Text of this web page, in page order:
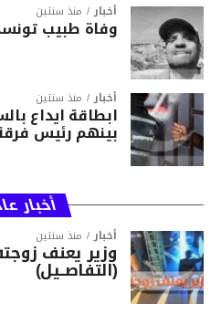
أخبار منذ سنتين
وفاة طبيب
أخبار منذ سنتين
بينهم رئيس
أخبار
أخبار منذ سنتين
وزير يعنف
(التفاصــيل)